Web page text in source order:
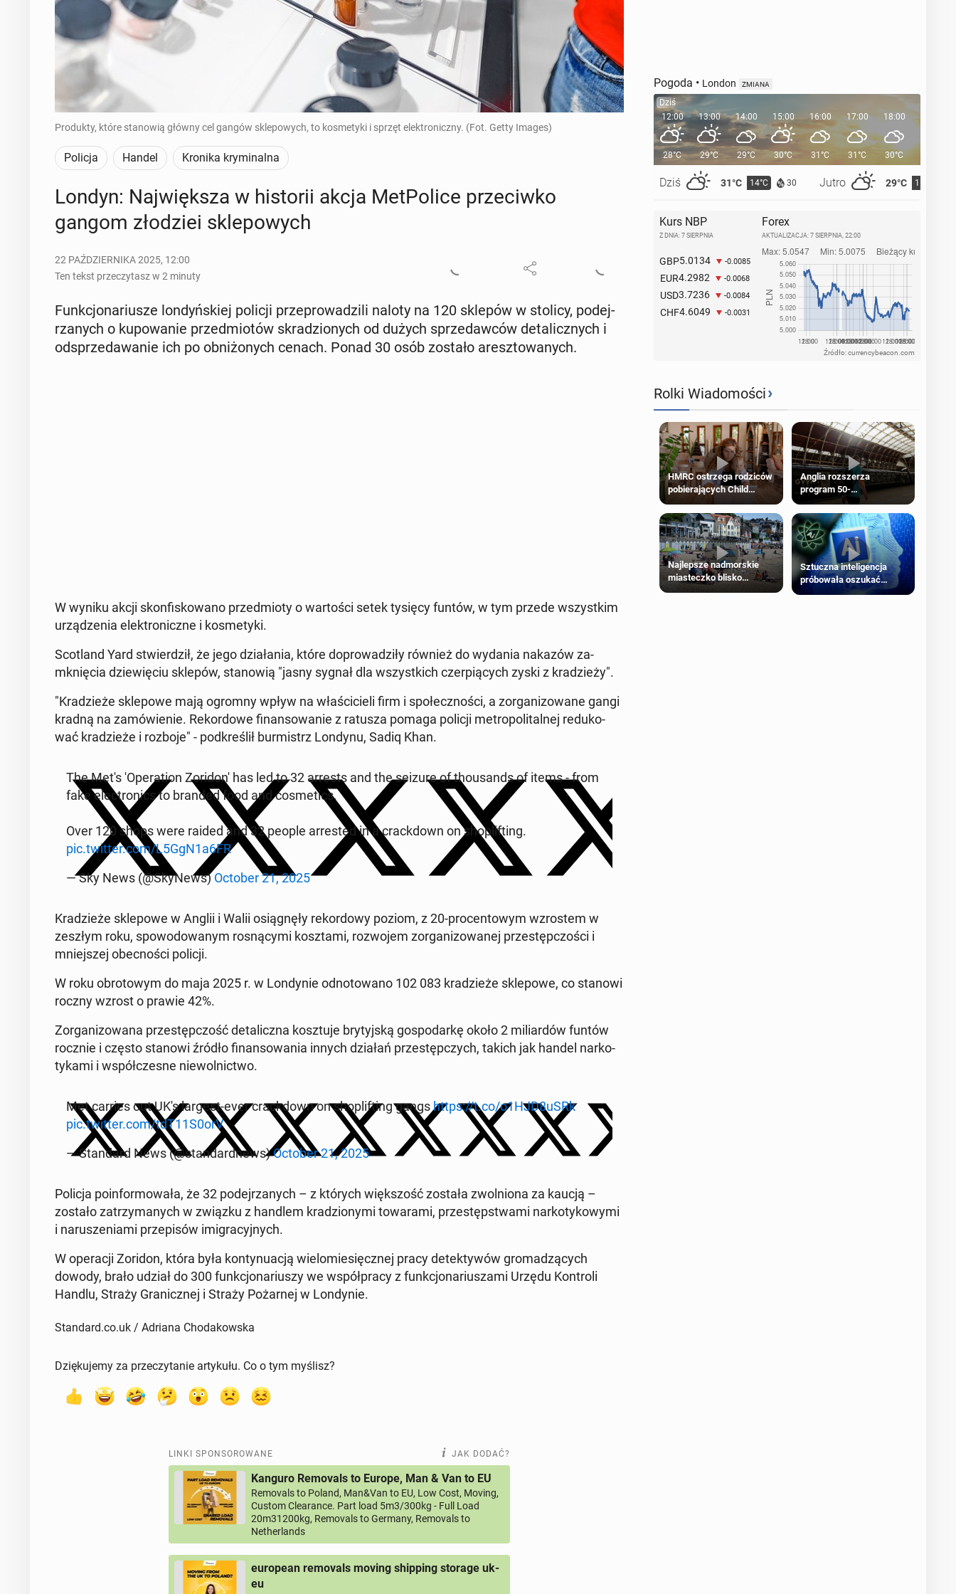
Produkty, które stanowią główny cel gangów sklepowych, to kosmetyki i sprzęt elektroniczny. (Fot. Getty Images)
Policja Handel Kronika kryminalna
Londyn: Naj­więk­sza w hi­sto­rii akcja Met­Po­li­ce prze­ciw­ko
gangom zło­dziei skle­po­wych
22 PAŹDZIERNIKA 2025, 12:00
Ten tekst przeczytasz w 2 minuty
Funk­cjo­na­riu­sze lon­dyń­skiej policji prze­pro­wa­dzi­li naloty na 120 sklepów w stolicy, po­dej­
rza­nych o ku­po­wa­nie przed­mio­tów skra­dzio­nych od dużych sprze­daw­ców de­ta­licz­nych i
od­sprze­da­wa­nie ich po ob­ni­żo­nych cenach. Ponad 30 osób zostało aresz­to­wa­nych.
W wyniku akcji skon­fi­sko­wa­no przed­mio­ty o war­to­ści setek tysięcy funtów, w tym przede wszyst­kim
urzą­dze­nia elek­tro­nicz­ne i ko­sme­ty­ki.
Sco­tland Yard stwier­dził, że jego dzia­ła­nia, które do­pro­wa­dzi­ły również do wydania nakazów za­
mknię­cia dzie­wię­ciu sklepów, sta­no­wią "jasny sygnał dla wszyst­kich czer­pią­cych zyski z kra­dzie­ży".
"Kra­dzie­że skle­po­we mają ogromny wpływ na wła­ści­cie­li firm i spo­łecz­no­ści, a zor­ga­ni­zo­wa­ne gangi
kradną na za­mó­wie­nie. Re­kor­do­we fi­nan­so­wa­nie z ratusza pomaga policji me­tro­po­li­tal­nej re­du­ko­
wać kra­dzie­że i rozboje" - pod­kre­ślił bur­mistrz Londynu, Sadiq Khan.
The Met's 'O­pe­ra­tion Zo­ri­do­n' has led to 32 arrests and the seizure of tho­usands of items - from
fake elec­tro­nics to branded food and co­sme­tics.
Over 120 shops were raided and 32 people ar­re­sted in a crack­down on sho­pli­fting.
pic.twitter.com/L5GgN1a6FR
— Sky News (@SkyNews)October 21, 2025
Kra­dzie­że skle­po­we w Anglii i Walii osią­gnę­ły re­kor­do­wy poziom, z 20-pro­cen­to­wym wzro­stem w
zeszłym roku, spo­wo­do­wa­nym ro­sną­cy­mi kosz­ta­mi, roz­wo­jem zor­ga­ni­zo­wa­nej prze­stęp­czo­ści i
mniej­szej obec­no­ści policji.
W roku ob­ro­to­wym do maja 2025 r. w Lon­dy­nie od­no­to­wa­no 102 083 kra­dzie­że skle­po­we, co stanowi
roczny wzrost o prawie 42%.
Zor­ga­ni­zo­wa­na prze­stęp­czość de­ta­licz­na kosz­tu­je bry­tyj­ską go­spo­dar­kę około 2 mi­liar­dów funtów
rocznie i często stanowi źródło fi­nan­so­wa­nia innych działań prze­stęp­czych, takich jak handel nar­ko­
ty­ka­mi i współ­cze­sne nie­wol­nic­two.
Met carries out UK's largest-ever crack­down on sho­pli­fting gangshttps://t.co/o1HJD8uSRk
pic.twitter.com/tdT11S0orV
— Stan­dard News (@stan­dard­news)October 21, 2025
Policja po­in­for­mo­wa­ła, że ​​32 po­dej­rza­nych – z których więk­szość została zwol­nio­na za kaucją –
zostało za­trzy­ma­nych w związku z handlem kra­dzio­ny­mi to­wa­ra­mi, prze­stęp­stwa­mi nar­ko­ty­ko­wy­mi
i na­ru­sze­nia­mi prze­pi­sów imi­gra­cyj­nych.
W ope­ra­cji Zoridon, która była kon­ty­nu­acją wie­lo­mie­sięcz­nej pracy de­tek­ty­wów gro­ma­dzą­cych
dowody, brało udział do 300 funk­cjo­na­riu­szy we współ­pra­cy z funk­cjo­na­riu­sza­mi Urzędu Kon­tro­li
Handlu, Straży Gra­nicz­nej i Straży Po­żar­nej w Lon­dy­nie.
Standard.co.uk / Adriana Chodakowska
Dziękujemy za przeczytanie artykułu. Co o tym myślisz?
LINKI SPONSOROWANE JAK DODAĆ?
Kanguro Removals to Europe, Man & Van to EU
Removals to Poland, Man&Van to EU, Low Cost, Moving,
Custom Clearance. Part load 5m3/300kg - Full Load
20m31200kg, Removals to Germany, Removals to
Netherlands
european removals moving shipping storage uk-
eu
Pogoda • London ZMIANA
Dziś
12:00
28°C
Dziś 31°C 14°C 30 Jutro 29°C 15°C
13:00
29°C
14:00
29°C
15:00
30°C
16:00
31°C
17:00
31°C
18:00
30°C
19:00
Kurs NBP
Z DNIA: 7 SIERPNIA
GBP5.0134 -0.0085
EUR4.2982 -0.0068
USD3.7236 -0.0084
CHF4.6049 -0.0031
Forex
AKTUALIZACJA: 7 SIERPNIA, 22:00
Źródło: currencybeacon.com
Rolki Wiadomości›
HMRC ostrzega rodziców
pobierających Child
Benefit. Mogą być
zobowiązani do zwrotu
zasiłku
Anglia rozszerza
program 50-
procentowych zniżek
kolejowych na 18-latków
Najlepsze nadmorskie
miasteczko blisko
Sztuczna inteligencja
próbowała oszukać
człowieka